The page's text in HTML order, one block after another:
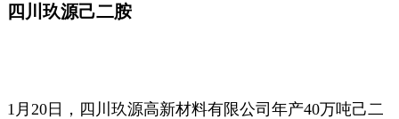
四川玖源己二胺
1月20日，四川玖源高新材料有限公司年产40万吨己二